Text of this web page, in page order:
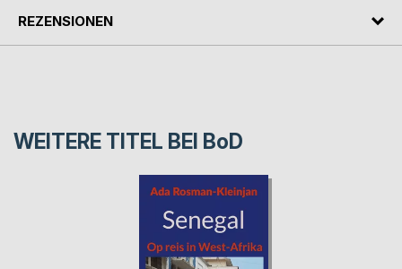
REZENSIONEN
WEITERE TITEL BEI BoD